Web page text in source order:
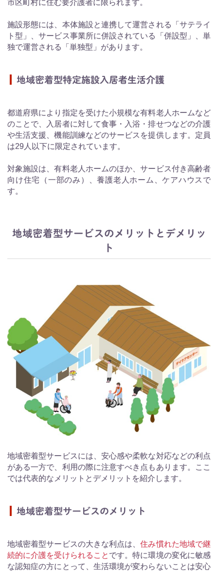
市区町村に住む要介護者に限られます。
施設形態には、本体施設と連携して運営される「サテライ
ト型」、サービス事業所に併設されている「併設型」、単
独で運営される「単独型」があります。
地域密着型特定施設入居者生活介護
都道府県により指定を受けた小規模な有料老人ホームなど
のことで、入居者に対して食事・入浴・排せつなどの介護
や生活支援、機能訓練などのサービスを提供します。定員
は29人以下に限定されています。
対象施設は、有料老人ホームのほか、サービス付き高齢者
向け住宅（一部のみ）、養護老人ホーム、ケアハウスで
す。
地域密着型サービスのメリットとデメリッ
ト
地域密着型サービスには、安心感や柔軟な対応などの利点
がある一方で、利用の際に注意すべき点もあります。ここ
では代表的なメリットとデメリットを紹介します。
地域密着型サービスのメリット
地域密着型サービスの大きな利点は、住み慣れた地域で継
続的に介護を受けられること です。特に環境の変化に敏感
な認知症の方にとって、生活環境が変わらないことは安心